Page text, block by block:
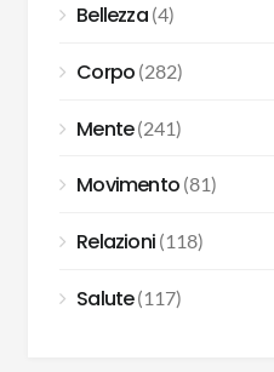
Bellezza(4)
Corpo (282)
Mente(241)
Movimento(81)
Relazioni(118)
Salute(117)